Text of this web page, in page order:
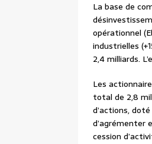
La base de
opérationnel
industrielles
2,4 milliards.
Les
total de 2,8
d’actions,
d’agrémenter
cession